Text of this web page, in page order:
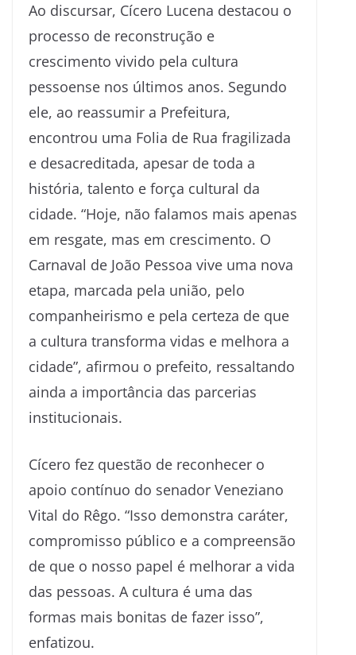
Ao discursar, Cícero Lucena destacou o
processo de reconstrução e
crescimento vivido pela cultura
pessoense nos últimos anos. Segundo
ele, ao reassumir a Prefeitura,
encontrou uma Folia de Rua fragilizada
e desacreditada, apesar de toda a
história, talento e força cultural da
cidade. “Hoje, não falamos mais apenas
em resgate, mas em crescimento. O
Carnaval de João Pessoa vive uma nova
etapa, marcada pela união, pelo
companheirismo e pela certeza de que
a cultura transforma vidas e melhora a
cidade”, afirmou o prefeito, ressaltando
ainda a importância das parcerias
institucionais.
Cícero fez questão de reconhecer o
apoio contínuo do senador Veneziano
Vital do Rêgo. “Isso demonstra caráter,
compromisso público e a compreensão
de que o nosso papel é melhorar a vida
das pessoas. A cultura é uma das
formas mais bonitas de fazer isso”,
enfatizou.